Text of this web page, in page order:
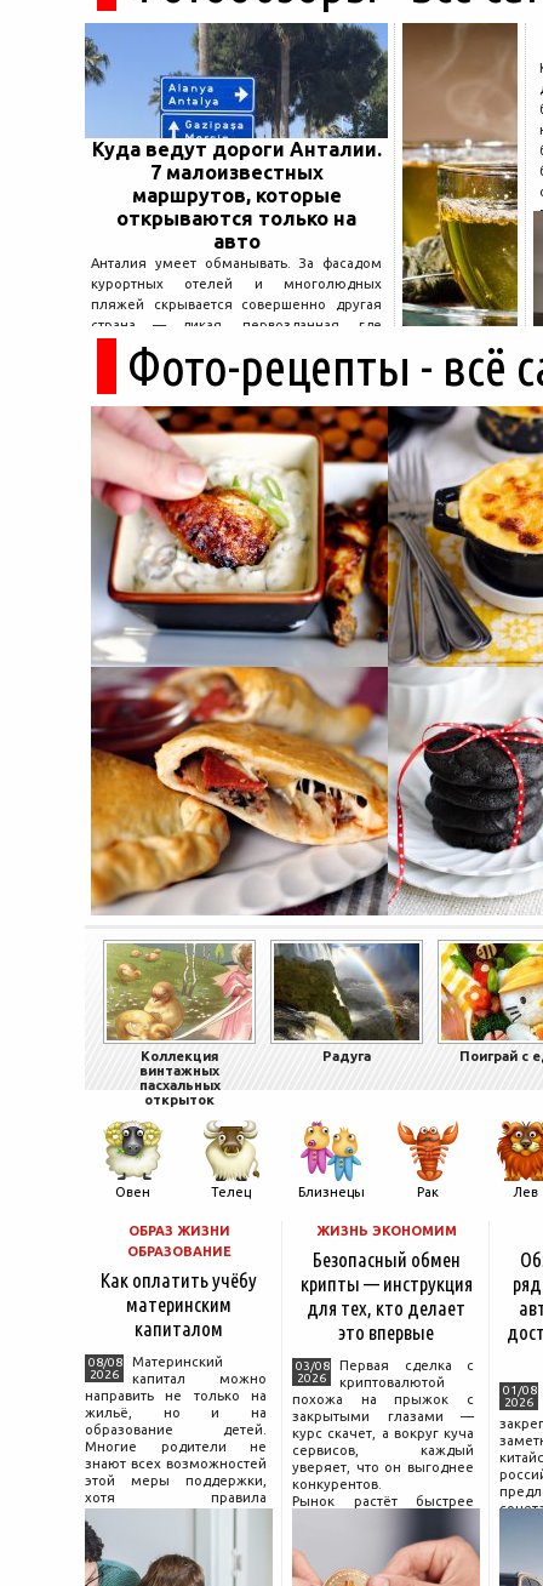
Куда ведут дороги Анталии.
7 малоизвестных
маршрутов, которые
открываются только на
авто
Анталия умеет обманывать. За фасадом
курортных отелей и многолюдных
пляжей скрывается совершенно другая
страна — дикая, первозданная, где
древние руины дремлют в тени кедров, а
горные дороги ведут к местам, о которых
не расскажет ни один автобусный гид....
Фото-рецепты - всё
Коллекция
винтажных
пасхальных
открыток
Радуга Поиграй с
Овен Телец Близнецы Рак Лев
ОБРАЗ ЖИЗНИ
ОБРАЗОВАНИЕ
Как оплатить учёбу
материнским
капиталом
08/08
2026
Материнский
капитал можно
направить не только на
жильё, но и на
образование детей.
Многие родители не
знают всех возможностей
этой меры поддержки,
хотя правила
учёбу довольно понятны,
если разобраться в них
заранее и подготовить
ЖИЗНЬ ЭКОНОМИМ
Безопасный обмен
крипты — инструкция
для тех, кто делает
это впервые
03/08
2026
Первая сделка с
криптовалютой
похожа на прыжок с
закрытыми глазами —
курс скачет, а вокруг куча
сервисов, каждый
уверяет, что он выгоднее
конкурентов.
Рынок растёт быстрее
поведения на нём.
Петербургские
криптообменники,
01/08
2026